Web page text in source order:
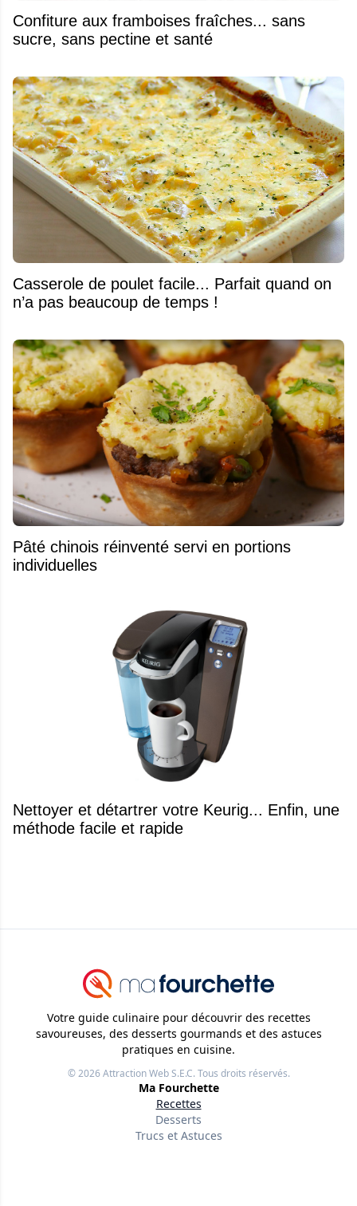
Confiture aux framboises fraîches... sans
sucre, sans pectine et santé
Casserole de poulet facile... Parfait quand on
n’a pas beaucoup de temps !
Pâté chinois réinventé servi en portions
individuelles
Nettoyer et détartrer votre Keurig... Enfin, une
méthode facile et rapide
Votre guide culinaire pour découvrir des recettes
savoureuses, des desserts gourmands et des astuces
pratiques en cuisine.
© 2026Attraction Web S.E.C.Tous droits réservés.
Ma Fourchette
Recettes
Desserts
Trucs et Astuces